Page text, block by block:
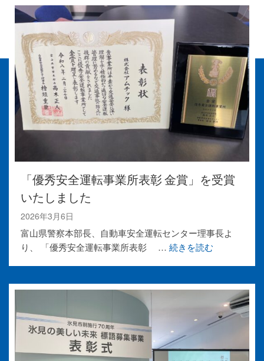
「優秀安全運転事業所表彰 金賞」を受賞
いたしました
2026年3月6日
富山県警察本部長、自動車安全運転センター理事長よ
り、 「優秀安全運転事業所表彰 … 続きを読む